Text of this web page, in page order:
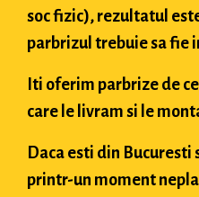
soc fizic), rezultatul
parbrizul trebuie sa fie
Iti oferim parbrize de
care le livram si le
Daca esti din
printr-un moment